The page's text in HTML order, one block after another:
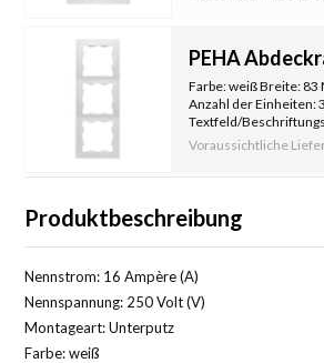
PEHA
Farbe: weiß Breite:
Anzahl der Einheiten:
Textfeld/
Befesti
Voraussichtliche
Produktbeschreibung
Nennstrom: 16 Ampère (A)
Nennspannung: 250 Volt (V)
Montageart: Unterputz
Farbe: weiß